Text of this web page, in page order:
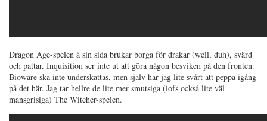
Dragon Age-spelen å sin sida brukar borga för drakar (well, duh), svärd
och pattar. Inquisition ser inte ut att göra någon besviken på den fronten.
Bioware ska inte underskattas, men själv har jag lite svårt att peppa igång
på det här. Jag tar hellre de lite mer smutsiga (iofs också lite väl
mansgrisiga) The Witcher-spelen.